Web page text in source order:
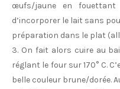
œufs/jaune en
d’incorporer le lait sans
préparation dans le plat
3. On fait alors cuire au
réglant le four sur 170° C.
belle couleur brune/dorée.